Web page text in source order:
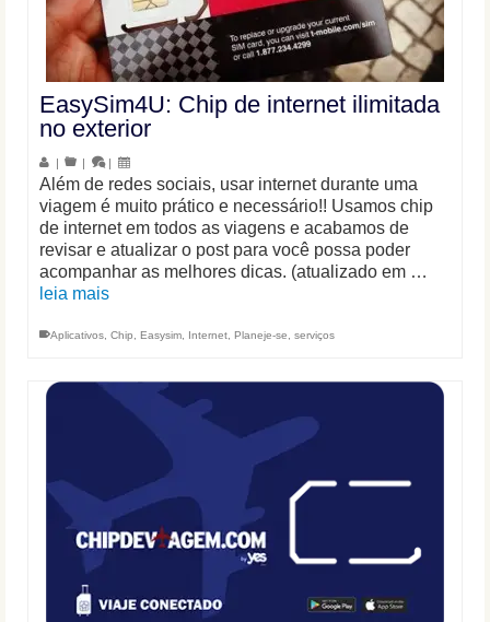
EasySim4U: Chip de internet ilimitada
no exterior
| | |
Além de redes sociais, usar internet durante uma
viagem é muito prático e necessário!! Usamos chip
de internet em todos as viagens e acabamos de
revisar e atualizar o post para você possa poder
acompanhar as melhores dicas. (atualizado em …
leia mais
Aplicativos Chip Easysim Internet Planeje-se serviços